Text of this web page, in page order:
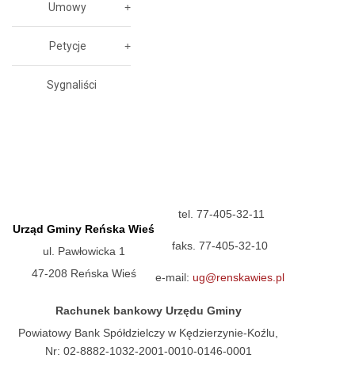
Umowy
Petycje
Sygnaliści
Urząd Gminy Reńska Wieś
ul. Pawłowicka 1
47-208 Reńska Wieś
tel. 77-405-32-11
faks. 77-405-32-10
e-mail: ug@renskawies.pl
Rachunek bankowy Urzędu Gminy
Powiatowy Bank Spółdzielczy w Kędzierzynie-Koźlu,
Nr: 02-8882-1032-2001-0010-0146-0001